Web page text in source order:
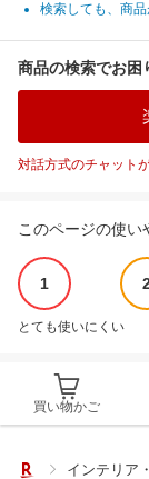
検索しても、商
商品の検索でお困
対話方式のチャット
このページの使い
1
とても使いにくい
買い物かご
インテリア